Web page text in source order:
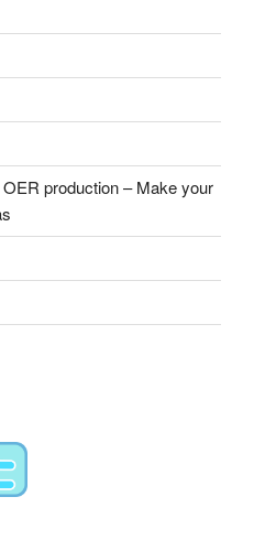
production – Make your